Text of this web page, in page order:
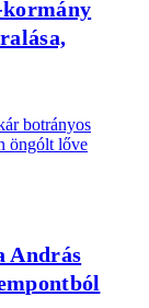
kormány
botrányos
öngólt lőve
András